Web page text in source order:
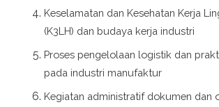
Keselamatan dan Kesehatan Kerja
(K3LH) dan budaya kerja industri
Proses pengelolaan logistik dan
pada industri manufaktur
Kegiatan administratif dokumen dan